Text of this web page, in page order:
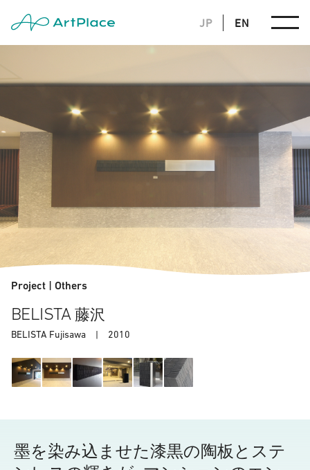
JP EN
Project | Others
BELISTA藤沢
BELISTA Fujisawa | 2010
墨を染み込ませた漆黒の陶板とステ